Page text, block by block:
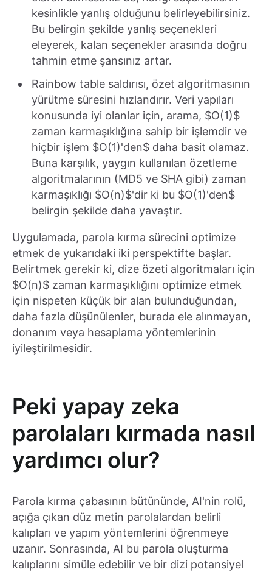
kesinlikle yanlış olduğunu belirleyebilirsiniz.
Bu belirgin şekilde yanlış seçenekleri
eleyerek, kalan seçenekler arasında doğru
tahmin etme şansınız artar.
Rainbow table saldırısı, özet algoritmasının
yürütme süresini hızlandırır. Veri yapıları
konusunda iyi olanlar için, arama, $O(1)$
zaman karmaşıklığına sahip bir işlemdir ve
hiçbir işlem $O(1)'den$ daha basit olamaz.
Buna karşılık, yaygın kullanılan özetleme
algoritmalarının (MD5 ve SHA gibi) zaman
karmaşıklığı $O(n)$'dir ki bu $O(1)'den$
belirgin şekilde daha yavaştır.
Uygulamada, parola kırma sürecini optimize
etmek de yukarıdaki iki perspektifte başlar.
Belirtmek gerekir ki, dize özeti algoritmaları için
$O(n)$ zaman karmaşıklığını optimize etmek
için nispeten küçük bir alan bulunduğundan,
daha fazla düşünülenler, burada ele alınmayan,
donanım veya hesaplama yöntemlerinin
iyileştirilmesidir.
Peki yapay zeka
parolaları kırmada nasıl
yardımcı olur?
Parola kırma çabasının bütününde, AI'nin rolü,
açığa çıkan düz metin parolalardan belirli
kalıpları ve yapım yöntemlerini öğrenmeye
uzanır. Sonrasında, AI bu parola oluşturma
kalıplarını simüle edebilir ve bir dizi potansiyel